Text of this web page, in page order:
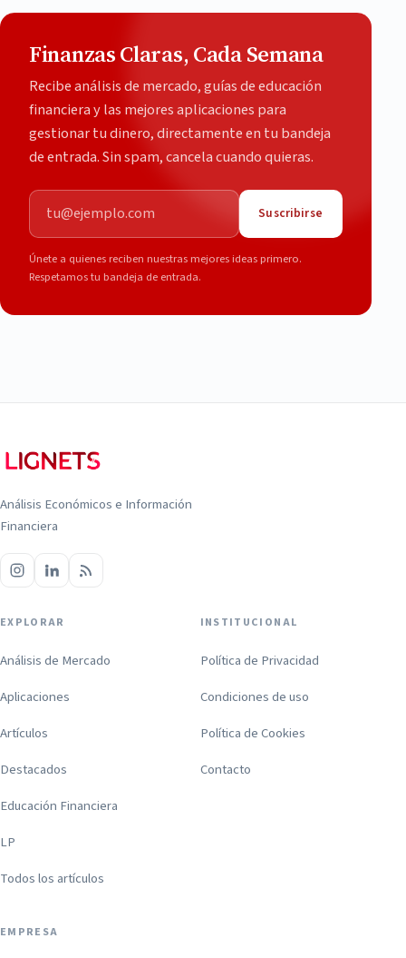
Finanzas Claras, Cada Semana
Recibe análisis de mercado, guías de educación
financiera y las mejores aplicaciones para
gestionar tu dinero, directamente en tu bandeja
de entrada. Sin spam, cancela cuando quieras.
Correo electrónico
Suscribirse
Únete a quienes reciben nuestras mejores ideas primero.
Respetamos tu bandeja de entrada.
Análisis Económicos e Información
Financiera
EXPLORAR
Análisis de Mercado
Aplicaciones
Artículos
Destacados
Educación Financiera
LP
Todos los artículos
INSTITUCIONAL
Política de Privacidad
Condiciones de uso
Política de Cookies
Contacto
EMPRESA